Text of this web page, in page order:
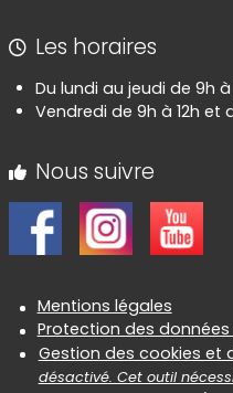
Les horaires
Du lundi au jeudi de 9h à
Vendredi de 9h à 12h et
Nous suivre
Informations
Mentions légales
Protection des
Gestion des cookies et
désactivé. Cet outil